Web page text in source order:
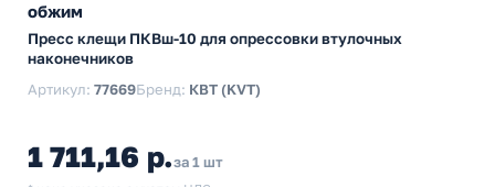
обжим
Пресс клещи ПКВш-10 для опрессовки втулочных
наконечников
Артикул: 77669Бренд: КВТ (KVT)
1 711,16 р.за 1 шт